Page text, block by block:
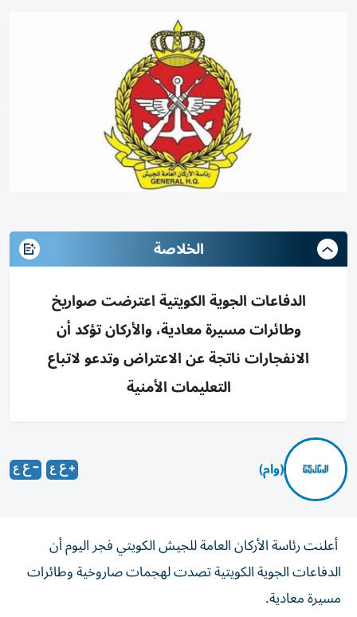
الخلاصة
الدفاعات الجوية الكويتية اعترضت صواريخ
وطائرات مسيرة معادية، والأركان تؤكد أن
الانفجارات ناتجة عن الاعتراض وتدعو لاتباع
التعليمات الأمنية
(وام)
أعلنت رئاسة الأركان العامة للجيش الكويتي فجر اليوم أن
الدفاعات الجوية الكويتية تصدت لهجمات صاروخية وطائرات
مسيرة معادية.